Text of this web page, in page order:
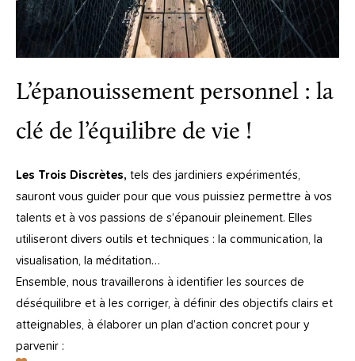
L’épanouissement personnel : la
clé de l’équilibre de vie !
Les Trois Discrètes, tels des jardiniers expérimentés,
sauront vous guider pour que vous puissiez permettre à vos
talents et à vos passions de s’épanouir pleinement. Elles
utiliseront divers outils et techniques : la communication, la
visualisation, la méditation…
Ensemble, nous travaillerons à identifier les sources de
déséquilibre et à les corriger, à définir des objectifs clairs et
atteignables, à élaborer un plan d’action concret pour y
parvenir :